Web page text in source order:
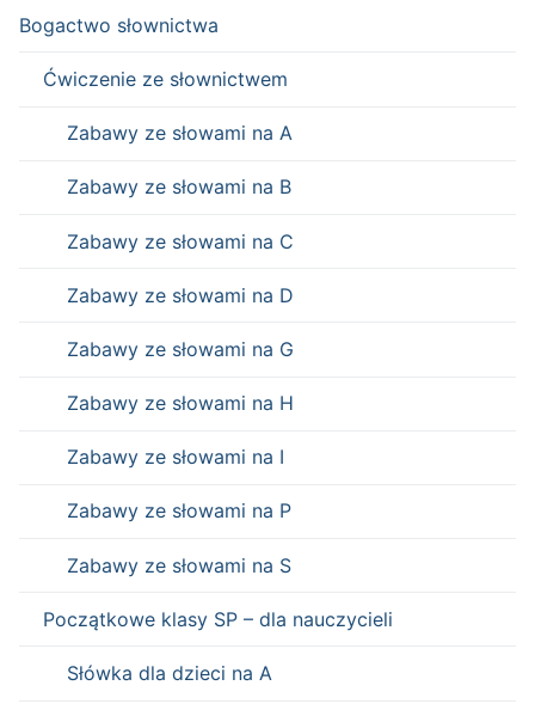
Bogactwo słownictwa
Ćwiczenie ze słownictwem
Zabawy ze słowami na A
Zabawy ze słowami na B
Zabawy ze słowami na C
Zabawy ze słowami na D
Zabawy ze słowami na G
Zabawy ze słowami na H
Zabawy ze słowami na I
Zabawy ze słowami na P
Zabawy ze słowami na S
Początkowe klasy SP – dla nauczycieli
Słówka dla dzieci na A